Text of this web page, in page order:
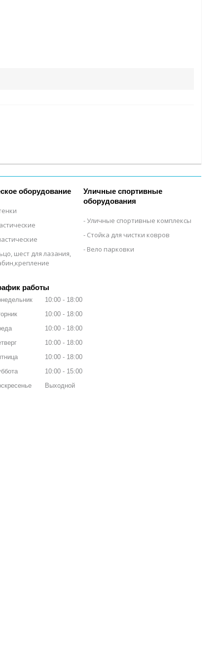
оборудование
шест для лазания,
Уличные спортивные
оборудования
Уличные спортивные комплексы
Стойка для чистки ковров
Вело парковки
работы
10:00
18:00
10:00
18:00
10:00
18:00
10:00
18:00
10:00
18:00
10:00
15:00
Выходной